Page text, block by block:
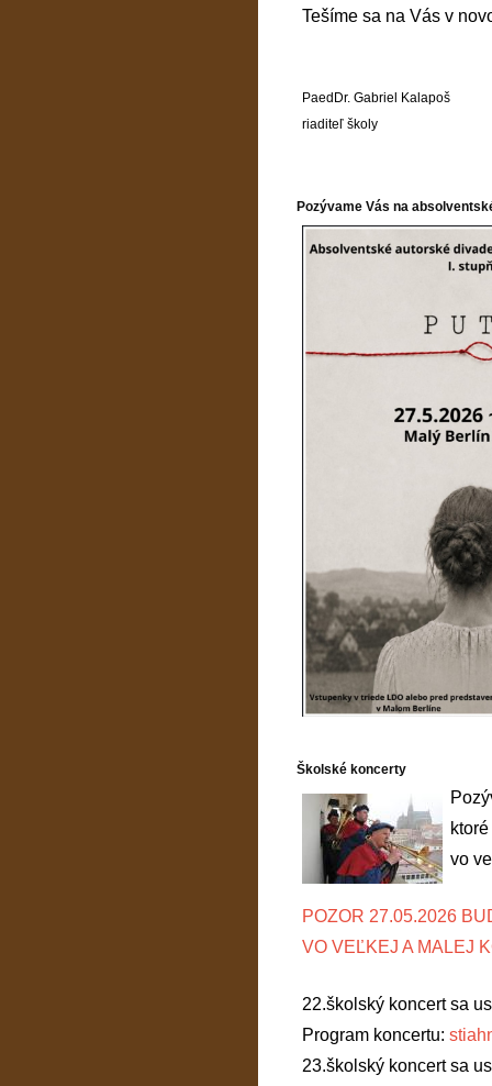
Tešíme sa na Vás v
PaedDr. Gabriel Kalapoš
riaditeľ školy
Pozývame Vás na
Školské koncerty
vo
POZOR 27.05.2026
VO VEĽKEJ A MALEJ
22.školský koncert sa
Program koncertu:
23.školský koncert sa